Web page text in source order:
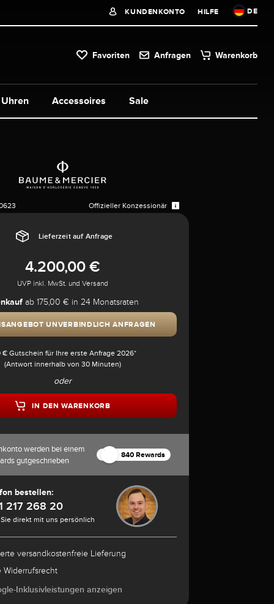
KUNDENKONTO HILFE DE
Favoriten Anfragen Warenkorb
Uhren Accessoires Sale
Offizieller Konzessionär
Lieferzeit auf Anfrage
4.200,00 €
UVP inkl. MwSt. und Versand
ab 175,00 € in 24 Monatsraten
UNVERBINDLICH ANFRAGEN
€ Gutschein für Ihre erste Anfrage 2026*
(Antwort innerhalb von 30 Minuten)
oder
IN DEN WARENKORB
werden bei einem
gutgeschrieben
840 Rewards
bestellen:
217 268 20
direkt mit uns persönlich
versandkostenfreie Lieferung
Widerrufsrecht
Inklusivleistungen anzeigen